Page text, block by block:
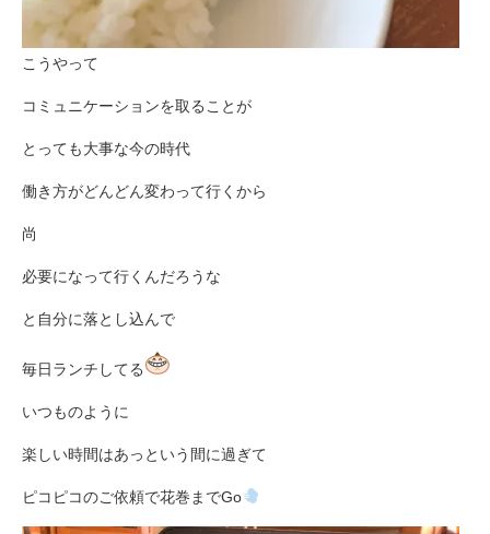
こうやって
コミュニケーションを取ることが
とっても大事な今の時代
働き方がどんどん変わって行くから
尚
必要になって行くんだろうな
と自分に落とし込んで
毎日ランチしてる
いつものように
楽しい時間はあっという間に過ぎて
ピコピコのご依頼で花巻までGo